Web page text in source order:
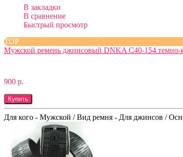
В закладки
В сравнение
Быстрый просмотр
TOP
Мужской ремень джинсовый DNKA С40-154 темно-
900 р.
Купить
Для кого - Мужской / Вид ремня - Для джинсов /